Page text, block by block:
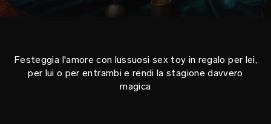
Festeggia l'amore con lussuosi sex toy in regalo per lei,
per lui o per entrambi e rendi la stagione davvero
magica